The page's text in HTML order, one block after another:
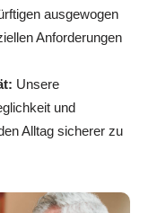
ausgewogen
Anforderungen
Unsere
und
Alltag sicherer zu